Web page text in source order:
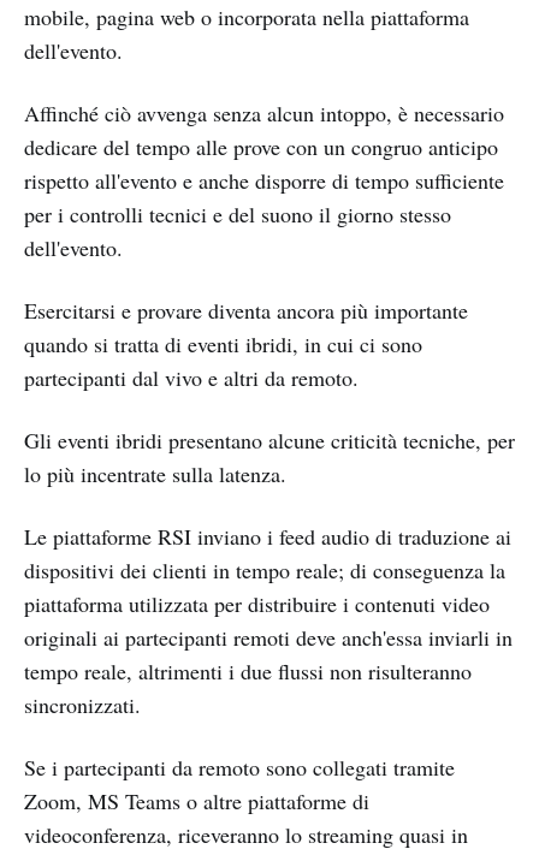
mobile, pagina web o incorporata nella piattaforma
dell'evento.
Affinché ciò avvenga senza alcun intoppo, è necessario
dedicare del tempo alle prove con un congruo anticipo
rispetto all'evento e anche disporre di tempo sufficiente
per i controlli tecnici e del suono il giorno stesso
dell'evento.
Esercitarsi e provare diventa ancora più importante
quando si tratta di eventi ibridi, in cui ci sono
partecipanti dal vivo e altri da remoto.
Gli eventi ibridi presentano alcune criticità tecniche, per
lo più incentrate sulla latenza.
Le piattaforme RSI inviano i feed audio di traduzione ai
dispositivi dei clienti in tempo reale; di conseguenza la
piattaforma utilizzata per distribuire i contenuti video
originali ai partecipanti remoti deve anch'essa inviarli in
tempo reale, altrimenti i due flussi non risulteranno
sincronizzati.
Se i partecipanti da remoto sono collegati tramite
Zoom, MS Teams o altre piattaforme di
videoconferenza, riceveranno lo streaming quasi in